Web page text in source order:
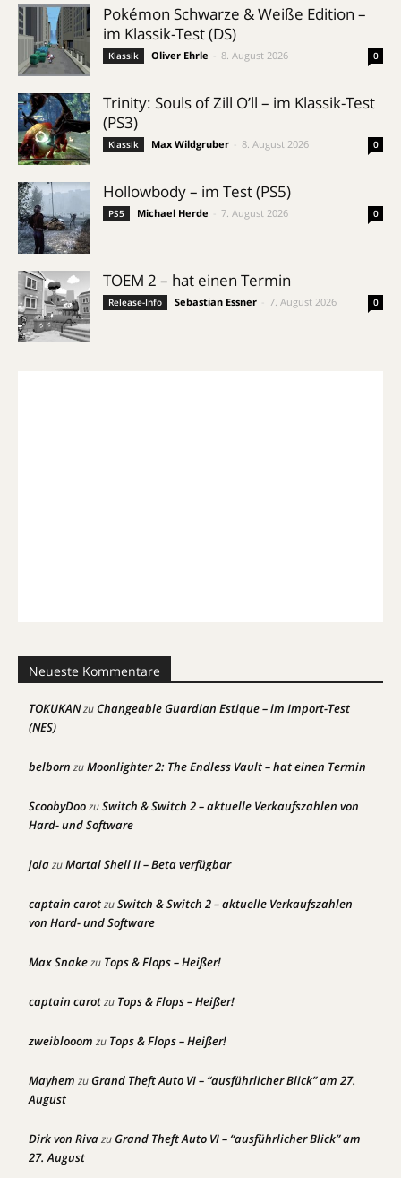
Pokémon Schwarze & Weiße Edition –
im Klassik-Test (DS)
Klassik Oliver Ehrle 8. August 2026 0
Trinity: Souls of Zill O’ll – im Klassik-Test
(PS3)
Klassik Max Wildgruber 8. August 2026 0
Hollowbody – im Test (PS5)
PS5 Michael Herde 7. August 2026 0
TOEM 2 – hat einen Termin
Release-Info Sebastian Essner 7. August 2026 0
Neueste Kommentare
TOKUKANzuChangeable Guardian Estique – im Import-Test
(NES)
belborn zuMoonlighter 2: The Endless Vault – hat einen Termin
ScoobyDoozuSwitch & Switch 2 – aktuelle Verkaufszahlen von
Hard- und Software
joiazuMortal Shell II – Beta verfügbar
captain carotzuSwitch & Switch 2 – aktuelle Verkaufszahlen
von Hard- und Software
Max Snakezu Tops & Flops – Heißer!
captain carotzu Tops & Flops – Heißer!
zweiblooom zu Tops & Flops – Heißer!
Mayhem zuGrand Theft Auto VI – “ausführlicher Blick” am 27.
August
Dirk von RivazuGrand Theft Auto VI – “ausführlicher Blick” am
27. August